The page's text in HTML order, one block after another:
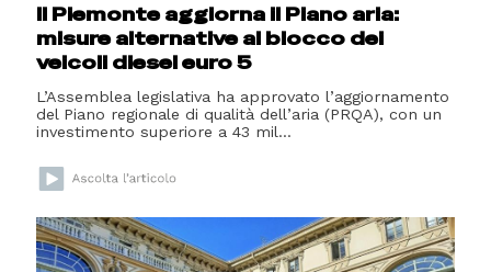
Il Piemonte aggiorna il Piano aria:
misure alternative al blocco dei
veicoli diesel euro 5
L’Assemblea legislativa ha approvato l’aggiornamento
del Piano regionale di qualità dell’aria (PRQA), con un
investimento superiore a 43 mil...